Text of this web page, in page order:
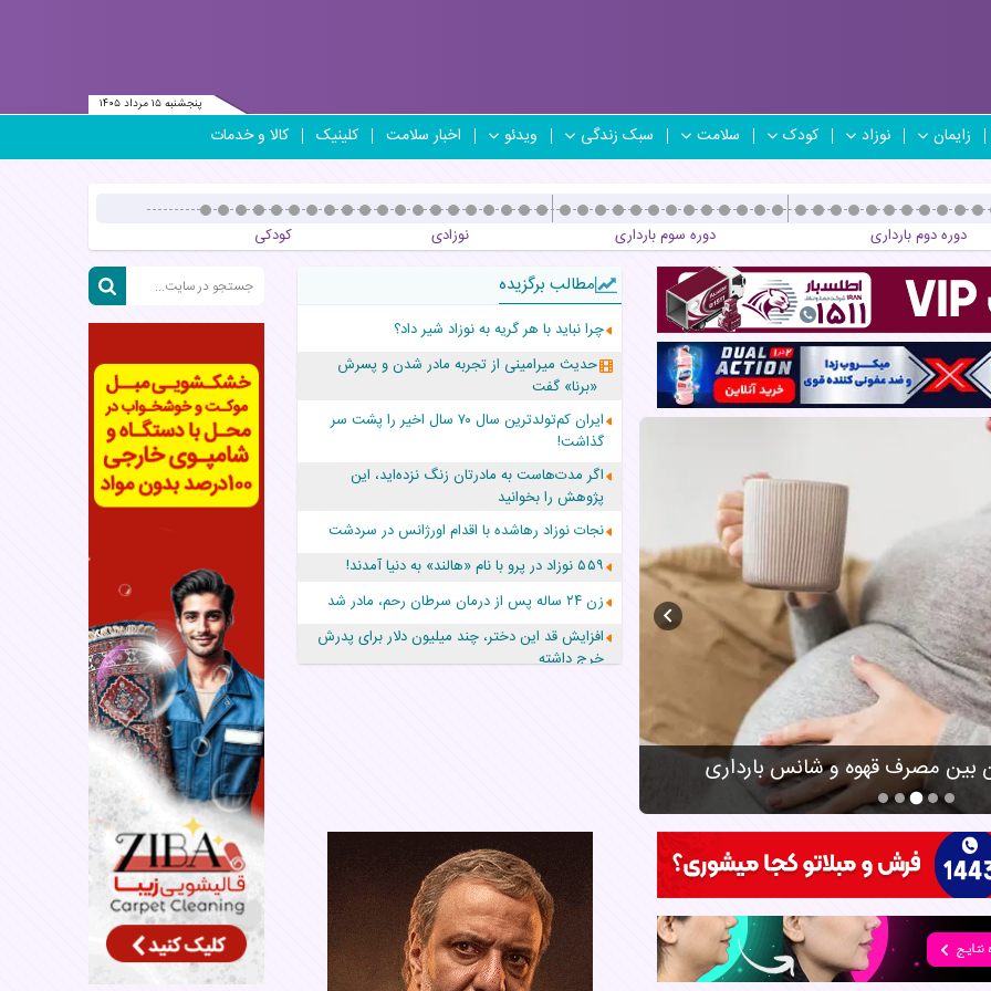
پنجشنبه ۱۵ مرداد ۱۴۰۵
زایمان نوزاد کودک سلامت سبک زندگی ویدئو اخبار سلامت کلینیک کالا و خدمات
دوره دوم بارداری دوره سوم بارداری نوزادی کودکی
بین مصرف قهوه و شانس بارداری
مطالب برگزیده
چرا نباید با هر گریه به نوزاد شیر داد؟
حدیث میرامینی از تجربه مادر شدن و پسرش
«برنا» گفت
ایران کم‌تولدترین سال ۷۰ سال اخیر را پشت سر
گذاشت!
اگر مدت‌هاست به مادرتان زنگ نزده‌اید، این
پژوهش را بخوانید
نجات نوزاد رهاشده با اقدام اورژانس در سردشت
۵۵۹ نوزاد در پرو با نام «هالند» به دنیا آمدند!
زن ۲۴ ساله پس از درمان سرطان رحم، مادر شد
افزایش قد این دختر، چند میلیون دلار برای پدرش
خرج داشته
۳ اشتباه رایج که باعث می‌شود بعد از تابستان
موهایتان نصف شود
شیردهی؛ راهی آسان برای کاهش وزن و بهبود
افسردگی پس از زایمان
این رژیم غذایی خطر چاقی در یائسگی کاهش
می‌دهد